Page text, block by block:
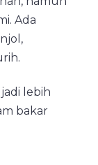
Ada
lebih
bakar